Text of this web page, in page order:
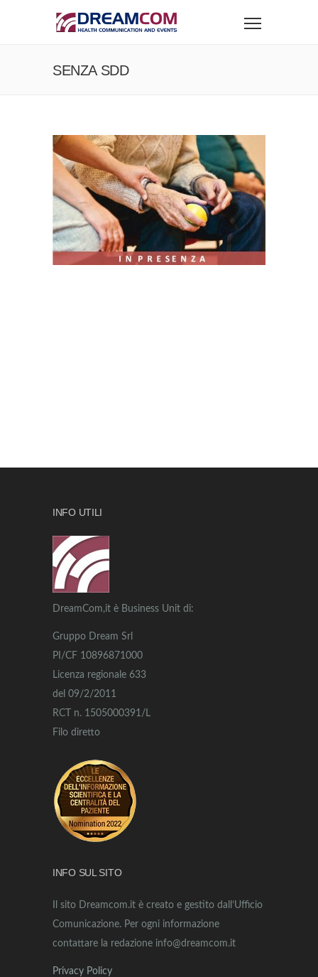
SENZA SDD
INFO UTILI
DreamCom,it è Business Unit di:
Gruppo Dream Srl
PI/CF 10896871000
Licenza regionale 633
del 09/2/2011
RCT n. 1505000391/L
Filo diretto
INFO SUL SITO
Il sito Dreamcom.it è creato e gestito dall’Ufficio
Comunicazione. Per ogni informazione
contattare la redazione info@dreamcom.it
Privacy Policy